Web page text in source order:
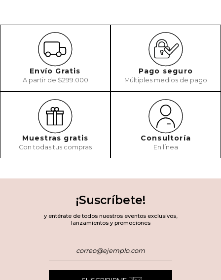
Envío Gratis
A partir de $299.000
Pago seguro
Múltiples medios de pago
Muestras gratis
Con todas tus compras
Consultoría
En línea
¡Suscríbete!
y entérate de todos nuestros eventos exclusivos,
lanzamientos y promociones